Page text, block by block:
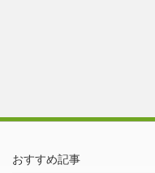
おすすめ記事